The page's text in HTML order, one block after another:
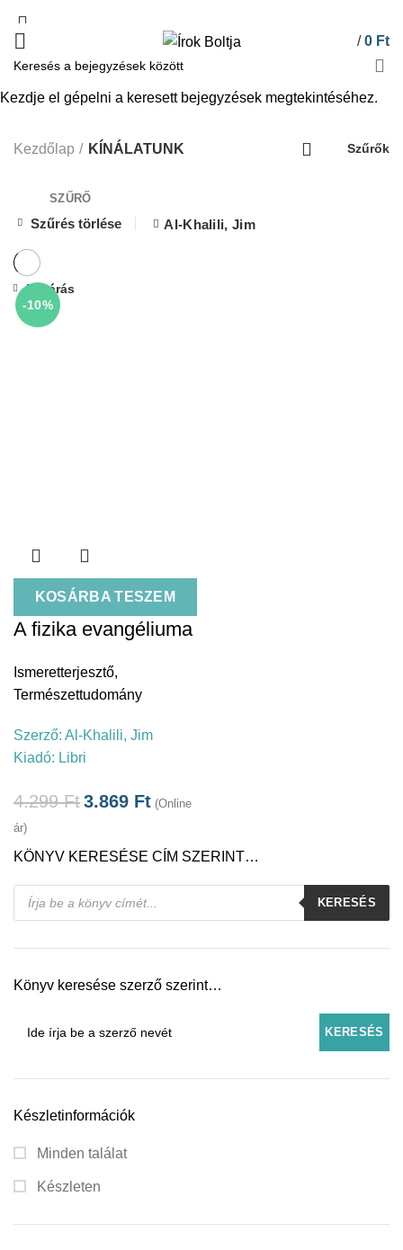
/ 0 Ft
KÍNÁLATUNK
KÖNYV KERESÉSE CÍM SZERINT…
Products
search
KERESÉS
Könyv keresése szerző szerint…
Készletinformációk
Minden találat
Készleten
Kezdőlap KÍNÁLATUNK Szűrők
SZŰRŐ
Szűrés törlése Al-Khalili, Jim
-10%
KOSÁRBA TESZEM
Bezárás
A fizika evangéliuma
Ismeretterjesztő,
Természettudomány
Szerző: Al-Khalili, Jim
Kiadó: Libri
4.299Ft3.869 Ft (Online
ár)
Kezdje el gépelni a keresett bejegyzések megtekintéséhez.